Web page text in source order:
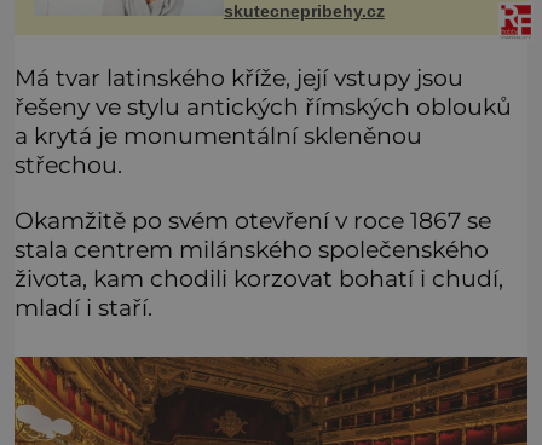
ochotný podat pomocnou ruku.
Vždycky jsem byla spíš samotářka.
skutecnepribehy.cz
Má tvar latinského kříže, její vstupy jsou
řešeny ve stylu antických římských oblouků
a krytá je monumentální skleněnou
střechou.
Okamžitě po svém otevření v roce 1867 se
stala centrem milánského společenského
života, kam chodili korzovat bohatí i chudí,
mladí i staří.